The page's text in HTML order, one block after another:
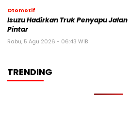
Otomotif
Isuzu Hadirkan Truk Penyapu Jalan
Pintar
Rabu, 5 Agu 2026 - 06:43 WIB
TRENDING